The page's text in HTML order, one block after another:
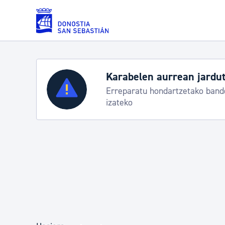
Eduki nagusira joan
Zerbitzuak
Errolda eta gai pertsonalak
Aste Nagusia 2026:
Abuztuak 8-15